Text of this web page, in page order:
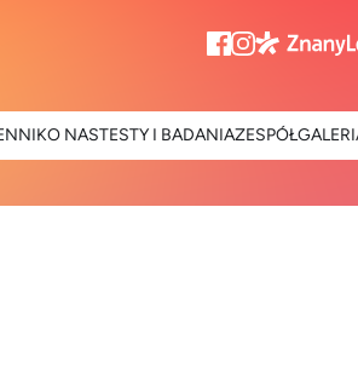
O NASTESTY I BADANIAZESPÓŁ